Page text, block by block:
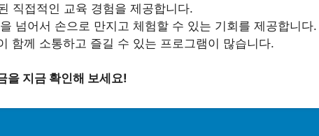
직접적인 교육 경험을 제공합니다.
넘어서 손으로 만지고 체험할 수 있는 기회를 제공합니다.
함께 소통하고 즐길 수 있는 프로그램이 많습니다.
을 지금 확인해 보세요!